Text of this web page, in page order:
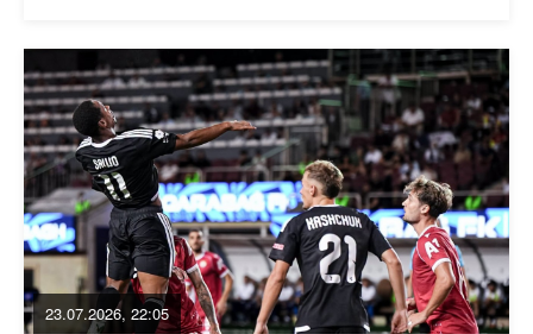
23.07.2026, 22:05